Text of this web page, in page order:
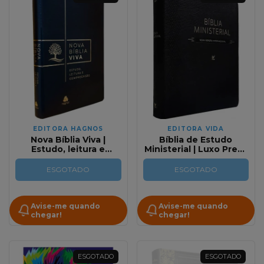
EDITORA HAGNOS
Nova Bíblia Viva |
Estudo, leitura e
compreensão | Preta
ESGOTADO
Avise-me quando
chegar!
EDITORA VIDA
Bíblia de Estudo
Ministerial | Luxo Preta
NVI
ESGOTADO
Avise-me quando
chegar!
ESGOTADO ESGOTADO